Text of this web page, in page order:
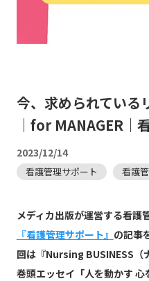
今、求められている
｜for MANAGER｜
2023/12/14
看護管理サポート 看護
メディカ出版が運営する看護
『看護管理サポート』 の記事
回は『Nursing BUSINESS（
巻頭エッセイ「人を動かす